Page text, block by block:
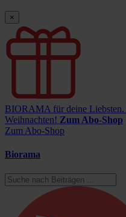
×
BIORAMA für deine Liebsten.
Weihnachten! Zum Abo-Shop
Zum Abo-Shop
Biorama